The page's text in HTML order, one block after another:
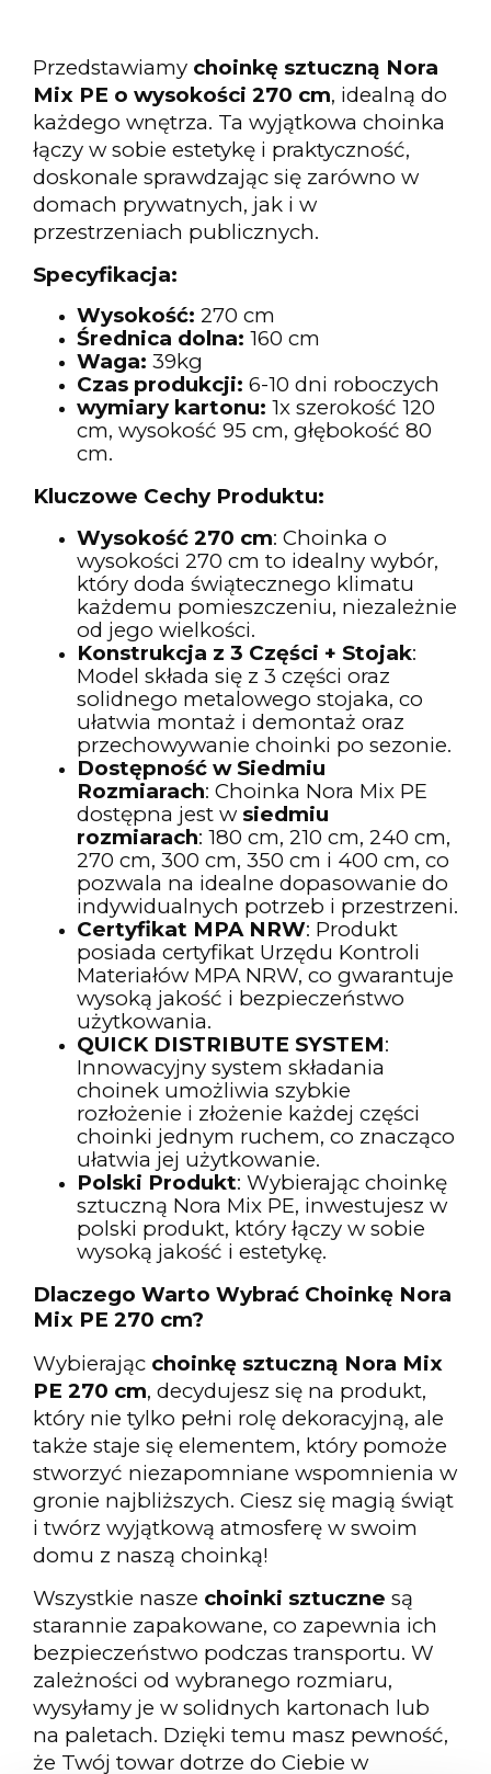
Przedstawiamy choinkę sztuczną Nora
Mix PE o wysokości 270 cm, idealną do
każdego wnętrza. Ta wyjątkowa choinka
łączy w sobie estetykę i praktyczność,
doskonale sprawdzając się zarówno w
domach prywatnych, jak i w
przestrzeniach publicznych.
Specyfikacja:
Wysokość: 270 cm
Średnica dolna: 160 cm
Waga: 39kg
Czas produkcji: 6-10 dni roboczych
wymiary kartonu: 1x szerokość 120
cm, wysokość 95 cm, głębokość 80
cm.
Kluczowe Cechy Produktu:
Wysokość 270 cm: Choinka o
wysokości 270 cm to idealny wybór,
który doda świątecznego klimatu
każdemu pomieszczeniu, niezależnie
od jego wielkości.
Konstrukcja z 3 Części + Stojak:
Model składa się z 3 części oraz
solidnego metalowego stojaka, co
ułatwia montaż i demontaż oraz
przechowywanie choinki po sezonie.
Dostępność w Siedmiu
Rozmiarach: Choinka Nora Mix PE
dostępna jest w siedmiu
rozmiarach: 180 cm, 210 cm, 240 cm,
270 cm, 300 cm, 350 cm i 400 cm, co
pozwala na idealne dopasowanie do
indywidualnych potrzeb i przestrzeni.
Certyfikat MPA NRW: Produkt
posiada certyfikat Urzędu Kontroli
Materiałów MPA NRW, co gwarantuje
wysoką jakość i bezpieczeństwo
użytkowania.
QUICK DISTRIBUTE SYSTEM:
Innowacyjny system składania
choinek umożliwia szybkie
rozłożenie i złożenie każdej części
choinki jednym ruchem, co znacząco
ułatwia jej użytkowanie.
Polski Produkt: Wybierając choinkę
sztuczną Nora Mix PE, inwestujesz w
polski produkt, który łączy w sobie
wysoką jakość i estetykę.
Dlaczego Warto Wybrać Choinkę Nora
Mix PE 270 cm?
Wybierając choinkę sztuczną Nora Mix
PE 270 cm, decydujesz się na produkt,
który nie tylko pełni rolę dekoracyjną, ale
także staje się elementem, który pomoże
stworzyć niezapomniane wspomnienia w
gronie najbliższych. Ciesz się magią świąt
i twórz wyjątkową atmosferę w swoim
domu z naszą choinką!
Wszystkie nasze choinki sztuczne są
starannie zapakowane, co zapewnia ich
bezpieczeństwo podczas transportu. W
zależności od wybranego rozmiaru,
wysyłamy je w solidnych kartonach lub
na paletach. Dzięki temu masz pewność,
że Twój towar dotrze do Ciebie w